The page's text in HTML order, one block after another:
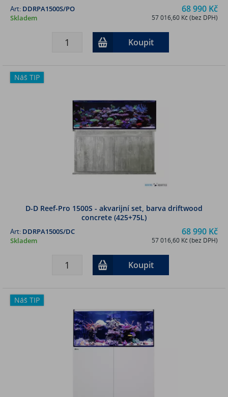
68 990 Kč
57 016,60 Kč (bez DPH)
Art: DDRPA1500S/PO
Skladem
Koupit
Náš TIP
D-D Reef-Pro 1500S - akvarijní set, barva driftwood
concrete (425+75L)
68 990 Kč
57 016,60 Kč (bez DPH)
Art: DDRPA1500S/DC
Skladem
Koupit
Náš TIP